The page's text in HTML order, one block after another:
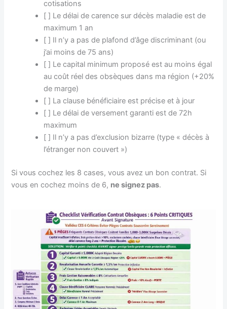
cotisations
[ ] Le délai de carence sur décès maladie est de
maximum 1 an
[ ] Il n’y a pas de plafond d’âge discriminant (ou
j’ai moins de 75 ans)
[ ] Le capital minimum proposé est au moins égal
au coût réel des obsèques dans ma région (+20%
de marge)
[ ] La clause bénéficiaire est précise et à jour
[ ] Le délai de versement garanti est de 72h
maximum
[ ] Il n’y a pas d’exclusion bizarre (type « décès à
l’étranger non couvert »)
Si vous cochez les 8 cases, vous avez un bon contrat. Si
vous en cochez moins de 6, ne signez pas.